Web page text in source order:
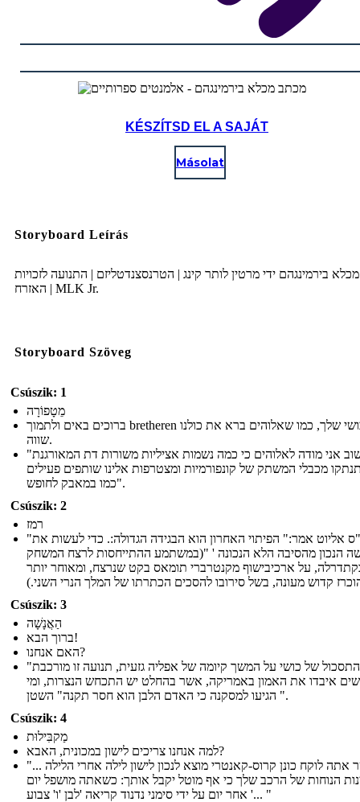
KÉSZÍTSD EL A SAJÁT
Másolat
Storyboard Leírás
בירמינגהם ידי מרטין לותר קינג | הטרנסצנדטליזם | התנועה לזכויות
האזרח | MLK Jr.
Storyboard Szöveg
Csúszik: 1
מֵטָפוֹרָה
ברוכים באים ולתמוך bretheren הכושי שלך, כמו שאלוהים ברא את כולנו
שווה.
"אבל שוב אני מודה לאלוהים כי כמה נשמות אציליות משורות דת המאורגנת
מכבלי המשתק של קונפורמיות ומצטרפות אלינו שותפים פעילים
כמו במאבק לחופש".
Csúszik: 2
רמז
"כמו ת"ס אליוט אמר:" הפיתוי האחרון הוא הבגידה הגדולה:. כדי לעשות את
הנכון מהסיבה הלא הנכונה ' "(במשתמע ההתייחסות לרצח המשחק
על ארכיבישוף מקנטרברי תומאס בקט שנרצח, ומאוחר יותר
קדוש מעונה, בשל סירובו להסכים הכתרתו של המלך הנרי השני.)
Csúszik: 3
הַאֲנָשָׁה
ברוך הבא!
האם אנחנו?
"ניזון התסכול של כושי על המשך קיומה של אפליה גזעית, תנועה זו מורכבת
איבדו את האמון באמריקה, אשר בהחלט יש התכחש הנצרות, ומי
הגיעו למסקנה כי האדם הלבן הוא חסר תקנה" השטן ".
Csúszik: 4
מַקבִּילוּת
למה אנחנו צריכים לישון במכונית, האבא?
"... כאשר אתה לוקח כונן קרוס-קאנטרי מוצא לנכון לישון לילה אחרי הלילה
הנוחות של הרכב שלך כי אף מוטל יקבל אותך: כשאתה מושפל יום
אחר יום על ידי סימני נדנוד קריאה 'לבן 'ו' צבוע '... "